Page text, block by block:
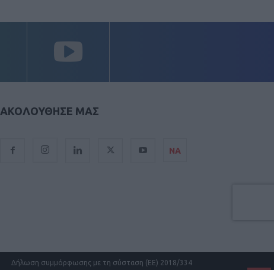
ΑΚΟΛΟΥΘΗΣΕ ΜΑΣ
ΝΑ
Δήλωση συμμόρφωσης με τη σύσταση (ΕΕ) 2018/334